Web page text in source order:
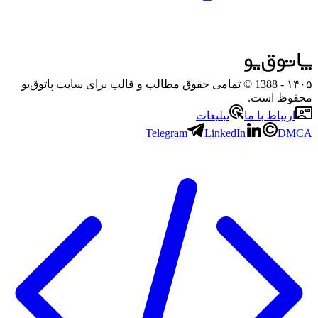
۱۴۰۵
- 1388 © تمامی حقوق مطالب و قالب برای سایت پاتوق‌یو
محفوظ است.
ارتباط با ما
تبلیغات
Telegram
LinkedIn DMCA